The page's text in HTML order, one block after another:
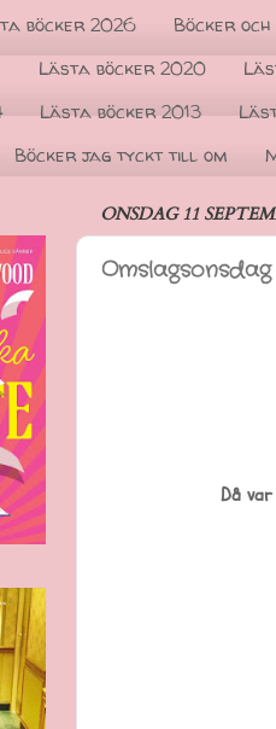
böcker 2026 Böcker
Lästa böcker 2020
Lästa böcker 2013
Böcker jag tyckt till om
ONSDAG 11
Då